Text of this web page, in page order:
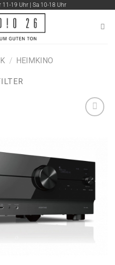
19 Uhr | Sa 10-18 Uhr
/ HEIMKINO